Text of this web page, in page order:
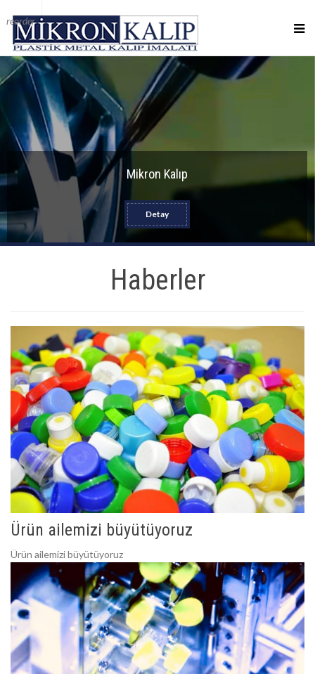
reorder
Mikron Kalıp
Detay
Haberler
Ürün ailemizi büyütüyoruz
Ürün ailemizi büyütüyoruz